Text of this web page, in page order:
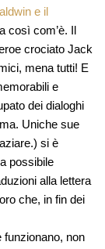
e il
così com’è. Il
crociato Jack
mena tutti! E
e
dei dialoghi
Uniche sue
si è
possibile
alla lettera
che, in fin dei
funzionano, non